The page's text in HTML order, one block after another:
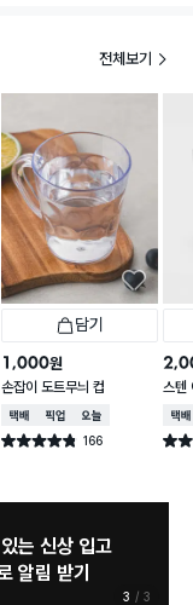
전체보기
담기
1,000원
손잡이 도트무늬 컵
택배배송매장픽업오늘배송
별점 4.8점 166
건 작성
스텐
택배
별점
3 3